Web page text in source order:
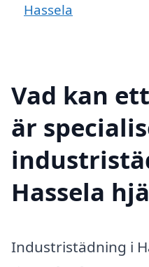
Hassela
Vad kan
är
Hassela
Industristädning i